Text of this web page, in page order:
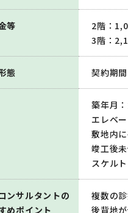
等
2階：
3階：
態 契約期
築年月
エレベ
敷地内
竣工後
スケル
ンサルタントの
めポイント
複数の
後背地